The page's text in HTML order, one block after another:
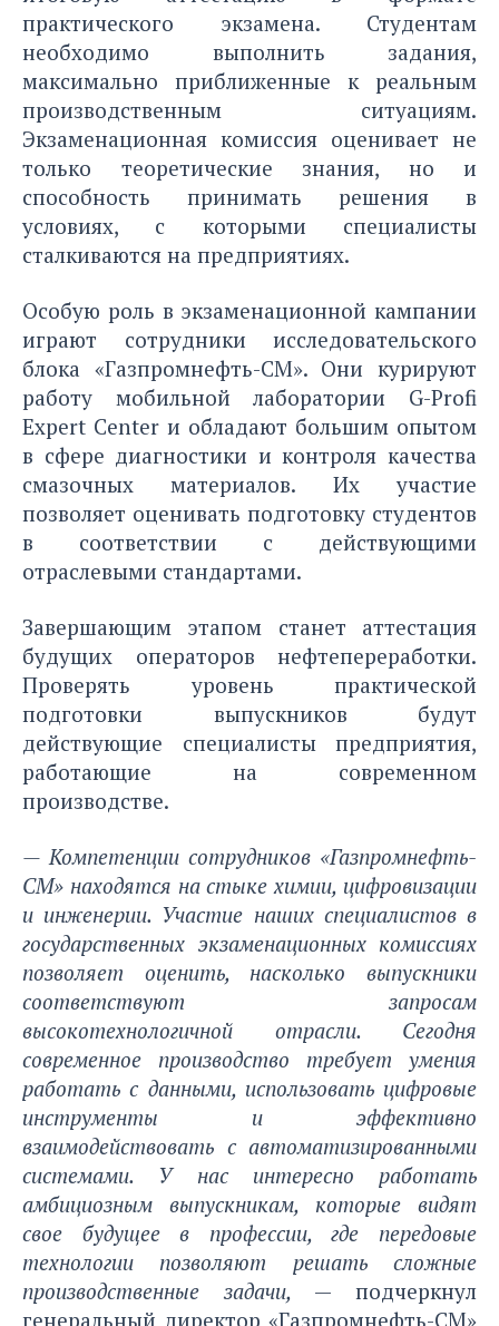
практического экзамена. Студентам
необходимо выполнить задания,
максимально приближенные к реальным
производственным ситуациям.
Экзаменационная комиссия оценивает не
только теоретические знания, но и
способность принимать решения в
условиях, с которыми специалисты
сталкиваются на предприятиях.
Особую роль в экзаменационной кампании
играют сотрудники исследовательского
блока «Газпромнефть-СМ». Они курируют
работу мобильной лаборатории G-Profi
Expert Center и обладают большим опытом
в сфере диагностики и контроля качества
смазочных материалов. Их участие
позволяет оценивать подготовку студентов
в соответствии с действующими
отраслевыми стандартами.
Завершающим этапом станет аттестация
будущих операторов нефтепереработки.
Проверять уровень практической
подготовки выпускников будут
действующие специалисты предприятия,
работающие на современном
производстве.
— Компетенции сотрудников «Газпромнефть-
СМ» находятся на стыке химии, цифровизации
и инженерии. Участие наших специалистов в
государственных экзаменационных комиссиях
позволяет оценить, насколько выпускники
соответствуют запросам
высокотехнологичной отрасли. Сегодня
современное производство требует умения
работать с данными, использовать цифровые
инструменты и эффективно
взаимодействовать с автоматизированными
системами. У нас интересно работать
амбициозным выпускникам, которые видят
свое будущее в профессии, где передовые
технологии позволяют решать сложные
производственные задачи, — подчеркнул
генеральный директор «Газпромнефть-СМ»